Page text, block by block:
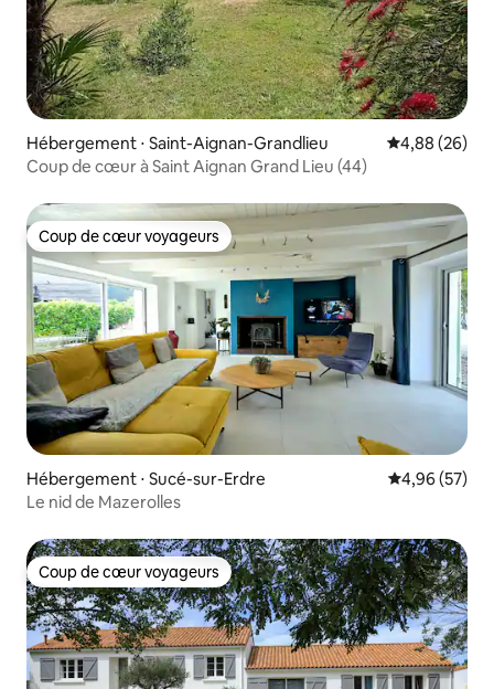
Hébergement ⋅ Saint-Aignan-Grandlieu Évaluation
4,88 (26)
Coup de cœur à Saint Aignan Grand Lieu (44)
Coup de cœur voyageurs
Coup de cœur voyageurs
Hébergement ⋅ Sucé-sur-Erdre Évaluation
4,96 (57)
Le nid de Mazerolles
Coup de cœur voyageurs
Coup de cœur voyageurs